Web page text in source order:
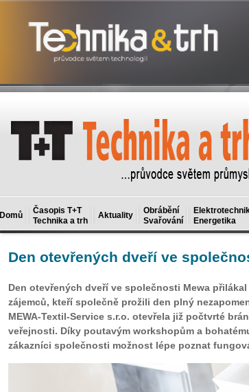
Domů
Časopis T+T
Technika a trh
Aktuality
Obrábění
Svařování
Energetika
Den otevřených dveří ve
Den otevřených dveří ve společnosti Mewa
zájemců, kteří společně prožili den plný
MEWA-Textil-Service s.r.o. otevřela již počtvrté
veřejnosti. Díky poutavým workshopům a
zákazníci společnosti možnost lépe poznat